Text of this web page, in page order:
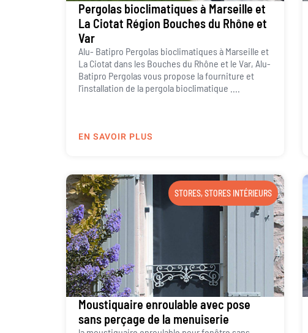
Pergolas bioclimatiques à Marseille et
La Ciotat Région Bouches du Rhône et
Var
Alu- Batipro Pergolas bioclimatiques à Marseille et
La Ciotat dans les Bouches du Rhône et le Var, Alu-
Batipro Pergolas vous propose la fourniture et
l’installation de la pergola bioclimatique ....
EN SAVOIR PLUS
STORES,STORES INTÉRIEURS
Moustiquaire enroulable avec pose
sans perçage de la menuiserie